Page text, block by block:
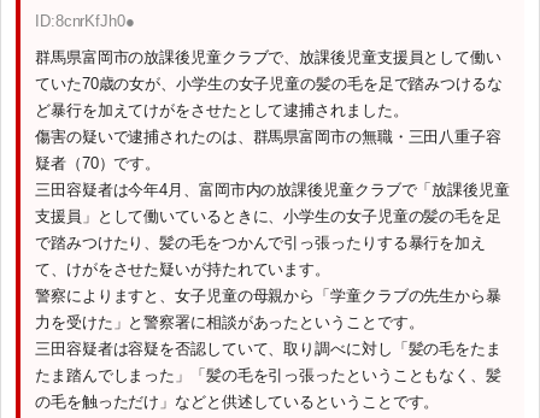
ID:8cnrKfJh0●
群馬県富岡市の放課後児童クラブで、放課後児童支援員として働い
ていた70歳の女が、小学生の女子児童の髪の毛を足で踏みつけるな
ど暴行を加えてけがをさせたとして逮捕されました。
傷害の疑いで逮捕されたのは、群馬県富岡市の無職・三田八重子容
疑者（70）です。
三田容疑者は今年4月、富岡市内の放課後児童クラブで「放課後児童
支援員」として働いているときに、小学生の女子児童の髪の毛を足
で踏みつけたり、髪の毛をつかんで引っ張ったりする暴行を加え
て、けがをさせた疑いが持たれています。
警察によりますと、女子児童の母親から「学童クラブの先生から暴
力を受けた」と警察署に相談があったということです。
三田容疑者は容疑を否認していて、取り調べに対し「髪の毛をたま
たま踏んでしまった」「髪の毛を引っ張ったということもなく、髪
の毛を触っただけ」などと供述しているということです。